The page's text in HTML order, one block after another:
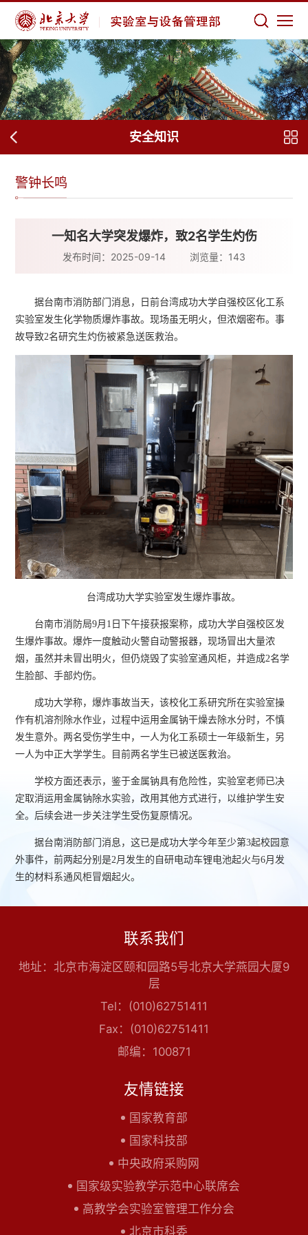
安全知识
警钟长鸣
一知名大学突发爆炸，致2名学生灼伤
发布时间：2025-09-14 浏览量： 143
据台南市消防部门消息，日前台湾成功大学自强校区化工系
实验室发生化学物质爆炸事故。现场虽无明火，但浓烟密布。事
故导致2名研究生灼伤被紧急送医救治。
台湾成功大学实验室发生爆炸事故。
台南市消防局9月1日下午接获报案称，成功大学自强校区发
生爆炸事故。爆炸一度触动火警自动警报器，现场冒出大量浓
烟，虽然并未冒出明火，但仍烧毁了实验室通风柜，并造成2名学
生脸部、手部灼伤。
成功大学称，爆炸事故当天，该校化工系研究所在实验室操
作有机溶剂除水作业，过程中运用金属钠干燥去除水分时，不慎
发生意外。两名受伤学生中，一人为化工系硕士一年级新生，另
一人为中正大学学生。目前两名学生已被送医救治。
学校方面还表示，鉴于金属钠具有危险性，实验室老师已决
定取消运用金属钠除水实验，改用其他方式进行，以维护学生安
全。后续会进一步关注学生受伤复原情况。
据台南消防部门消息，这已是成功大学今年至少第3起校园意
外事件，前两起分别是2月发生的自研电动车锂电池起火与6月发
生的材料系通风柜冒烟起火。
联系我们
地址：北京市海淀区颐和园路5号北京大学燕园大厦9
层
Tel：(010)62751411
Fax：(010)62751411
邮编：100871
友情链接
国家教育部
国家科技部
中央政府采购网
国家级实验教学示范中心联席会
高教学会实验室管理工作分会
北京市科委